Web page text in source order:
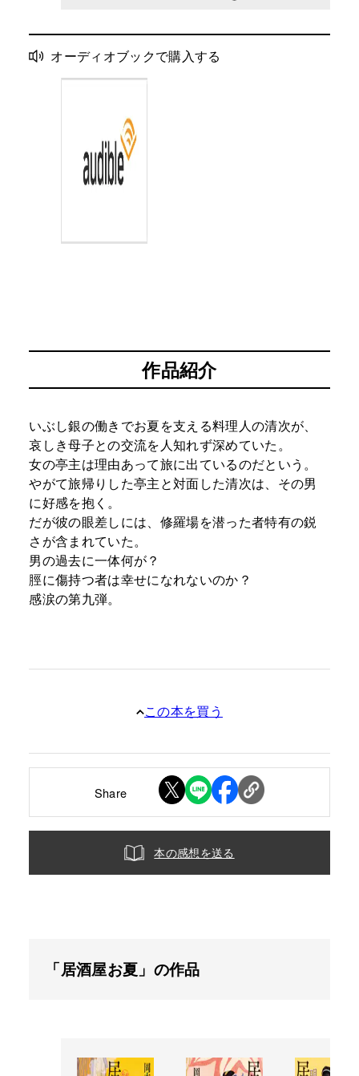
オーディオブックで購入する
作品紹介
いぶし銀の働きでお夏を支える料理人の清次が、
哀しき母子との交流を人知れず深めていた。
女の亭主は理由あって旅に出ているのだという。
やがて旅帰りした亭主と対面した清次は、その男
に好感を抱く。
だが彼の眼差しには、修羅場を潜った者特有の鋭
さが含まれていた。
男の過去に一体何が？
脛に傷持つ者は幸せになれないのか？
感涙の第九弾。
この本を買う
Share
本の感想を送る
「居酒屋お夏」の作品